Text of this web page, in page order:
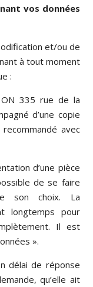
vos données
et/ou de
à tout moment
:
335 rue de la
d’une copie
recommandé avec
d’une pièce
de se faire
son choix. La
longtemps pour
Il est
».
délai de réponse
qu’elle ait